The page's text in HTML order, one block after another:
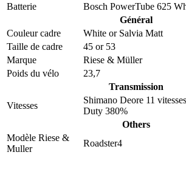
Batterie
Bosch PowerTube 625
Général
Couleur cadre
White or Salvia Matt
Taille de cadre
45 or 53
Marque
Riese & Müller
Poids du vélo
23,7
Transmission
Vitesses
Shimano Deore 11 vitesses
Duty 380%
Others
Modèle Riese &
Muller
Roadster4